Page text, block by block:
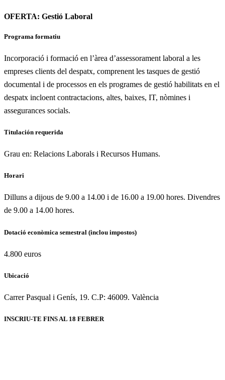
OFERTA: Gestió Laboral
Programa formatiu
Incorporació i formació en l’àrea d’assessorament laboral a les
empreses clients del despatx, comprenent les tasques de gestió
documental i de processos en els programes de gestió habilitats en el
despatx incloent contractacions, altes, baixes, IT, nòmines i
assegurances socials.
Titulación requerida
Grau en: Relacions Laborals i Recursos Humans.
Horari
Dilluns a dijous de 9.00 a 14.00 i de 16.00 a 19.00 hores. Divendres
de 9.00 a 14.00 hores.
Dotació econòmica semestral (inclou impostos)
4.800 euros
Ubicació
Carrer Pasqual i Genís, 19. C.P: 46009. València
INSCRIU-TE FINS AL 18 FEBRER